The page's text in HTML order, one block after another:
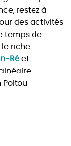
restez à
des activités
temps de
le riche
Ré et
Poitou